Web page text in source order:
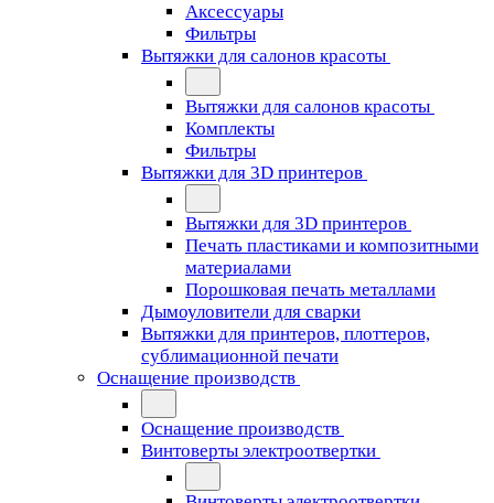
Аксессуары
Фильтры
Вытяжки для салонов красоты
Вытяжки для салонов красоты
Комплекты
Фильтры
Вытяжки для 3D принтеров
Вытяжки для 3D принтеров
Печать пластиками и композитными
материалами
Порошковая печать металлами
Дымоуловители для сварки
Вытяжки для принтеров, плоттеров,
сублимационной печати
Оснащение производств
Оснащение производств
Винтоверты электроотвертки